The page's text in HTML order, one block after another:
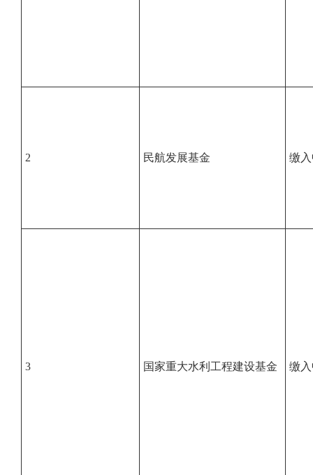
2 民航发展基金 缴
3 国家重大水利工程建设基金 缴